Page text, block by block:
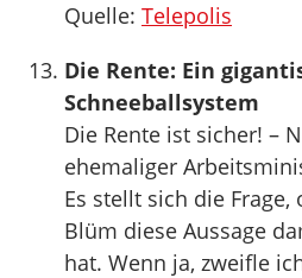
Quelle: Telepolis
Die Rente: Ein
Schneeballsystem
Die Rente ist sicher! –
ehemaliger
Es stellt sich die Frage,
Blüm diese Aussage
hat. Wenn ja, zweifle